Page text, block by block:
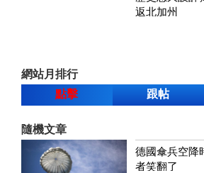
返北加州
網站月排行
點擊
跟帖
隨機文章
德國傘兵空降
者笑翻了